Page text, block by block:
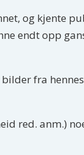
og kjente
endt opp
fra
red. anm.)